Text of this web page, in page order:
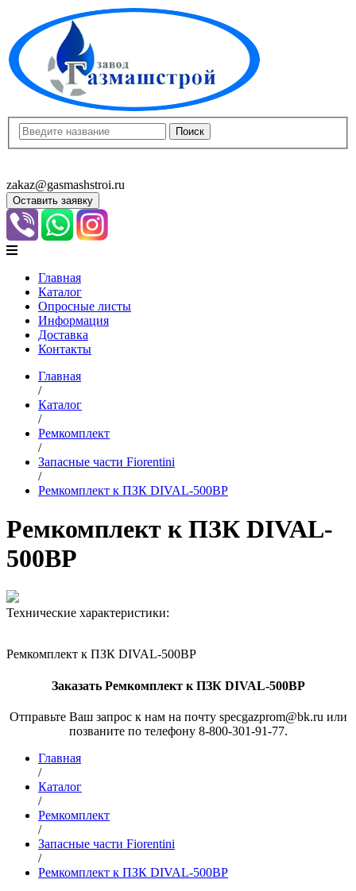
zakaz@gasmashstroi.ru
Оставить заявку
Главная
Каталог
Опросные листы
Информация
Доставка
Контакты
Главная
/
Каталог
/
Ремкомплект
/
Запасные части Fiorentini
/
Ремкомплект к ПЗК DIVAL-500BP
Ремкомплект к ПЗК DIVAL-
500BP
Технические характеристики:
Ремкомплект к ПЗК DIVAL-500BP
Заказать Ремкомплект к ПЗК DIVAL-500BP
Отправьте Ваш запрос к нам на почту specgazprom@bk.ru или
позваните по телефону 8-800-301-91-77.
Главная
/
Каталог
/
Ремкомплект
/
Запасные части Fiorentini
/
Ремкомплект к ПЗК DIVAL-500BP